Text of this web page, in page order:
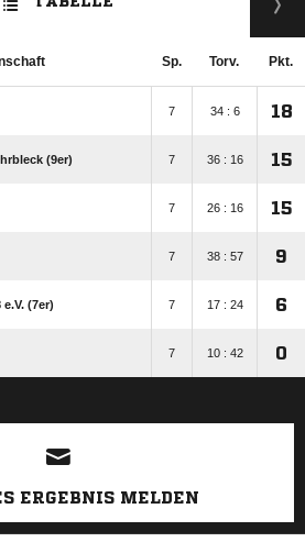
Sp. Torv. Pkt.
7 34 : 6 18
(9er) 7 36 : 16 15
7 26 : 16 15
7 38 : 57 9
(7er) 7 17 : 24 6
7 10 : 42 0
ANZEIGE
ERGEBNIS MELDEN